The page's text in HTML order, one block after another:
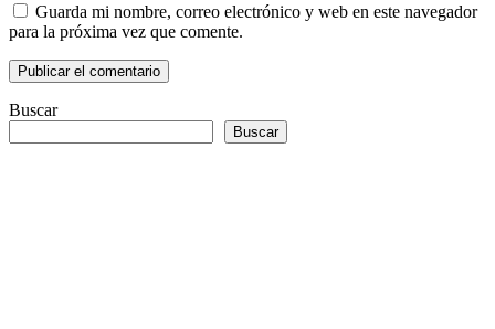
Guarda mi nombre, correo electrónico y web en este navegador
para la próxima vez que comente.
Buscar
Buscar